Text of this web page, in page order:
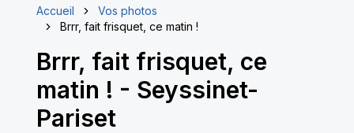
Accueil
Vos photos
Brrr, fait frisquet, ce matin !
Brrr, fait frisquet, ce
matin ! - Seyssinet-
Pariset